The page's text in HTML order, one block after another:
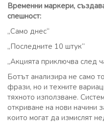
Временни маркери,
спешност:
„Само днес“
„Последните 10 штук“
„Акцията приключва след
Ботът анализира не само
фрази, но и техните
тяхното използване.
откриване на нови начини
които могат да измислят